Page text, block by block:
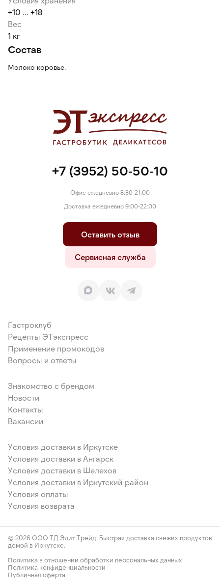
+10 ... +18
Вес
1 кг
Состав
Молоко коровье.
+7 (3952) 50-50-10
Офис ежедневно 8:30-21:00
Доставка ежедневно 9:00-22:00
Оставить отзыв
Сервисная служба
Гастроклуб
Рецепты ЭТэкспресс
Применение промокодов
Вопросы и ответы
Знакомство с брендом
Новости
Контакты
Вакансии
Условия доставки в Иркутске
Условия доставки в Ангарск
Условия доставки в Шелехов
Условия доставки в Иркутский район
Условия оплаты
Условия возврата
© 2026 ООО ТД Элит Трейд. Быстрая доставка свежих продуктов
домой в Иркутске.
Политика в отношении обработки персональных данных
Политика конфиденциальности
Публичная оферта